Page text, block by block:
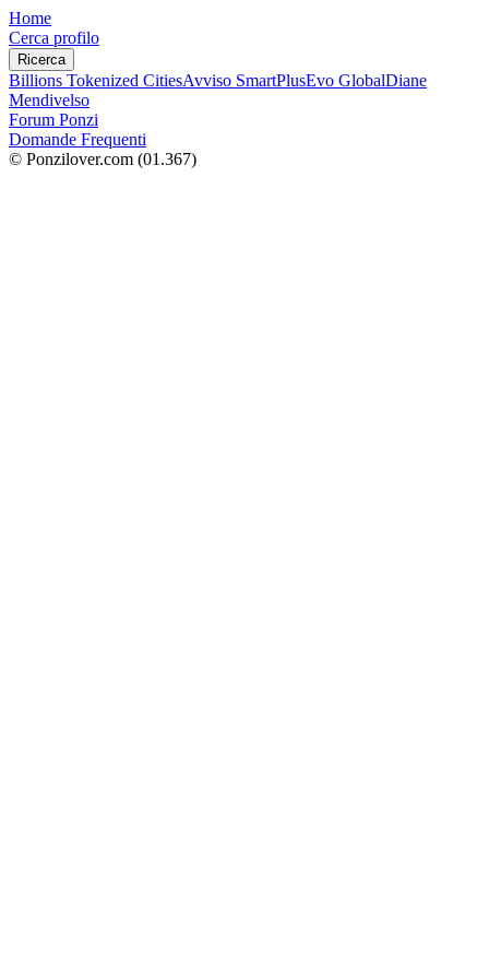
Home
Cerca profilo
Ricerca
Billions Tokenized CitiesAvviso SmartPlusEvo GlobalDiane
Mendivelso
Forum Ponzi
Domande Frequenti
© Ponzilover.com (01.367)